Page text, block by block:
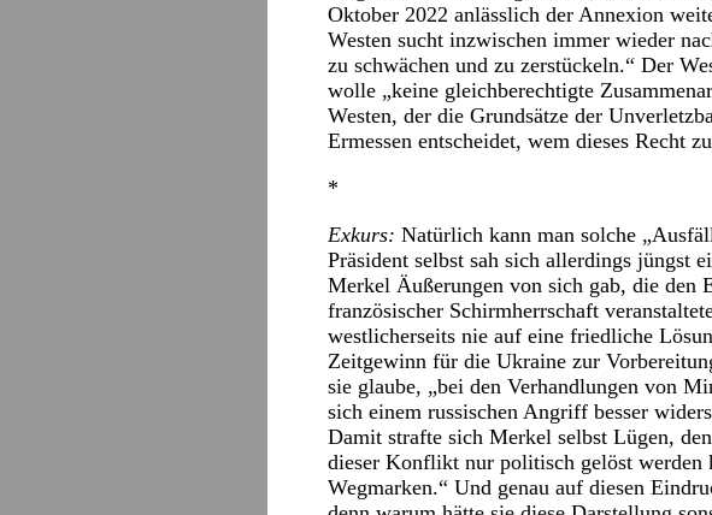
Oktober 2022 anlässlich der Annexion
Westen sucht inzwischen immer wieder
zu schwächen und zu zerstückeln.“ Der
wolle „keine gleichberechtigte
Westen, der die Grundsätze der
Ermessen entscheidet, wem dieses Recht
*
Exkurs: Natürlich kann man solche
Präsident selbst sah sich allerdings jüngst
Merkel Äußerungen von sich gab, die den
französischer Schirmherrschaft
westlicherseits nie auf eine friedliche
Zeitgewinn für die Ukraine zur
sie glaube, „bei den Verhandlungen von
sich einem russischen Angriff besser
Damit strafte sich Merkel selbst Lügen,
dieser Konflikt nur politisch gelöst werden
Wegmarken.“ Und genau auf diesen